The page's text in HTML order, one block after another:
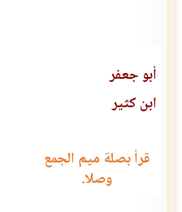
أبو جعفر
ابن كثير
قرأ بصلة ميم الجمع
وصلا.